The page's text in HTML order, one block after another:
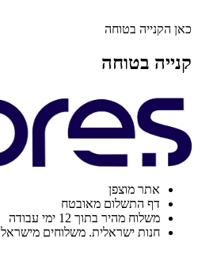
כאן הקנייה בטוחה
קנייה בטוחה
אתר מוצפן
דף התשלום מאובטח
משלוח מהיר בתוך 12 ימי עבודה
חנות ישראלית. משלוחים מישראל